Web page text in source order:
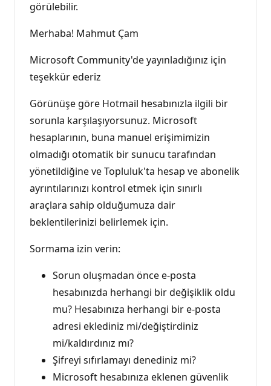
görülebilir.
Merhaba! Mahmut Çam
Microsoft Community'de yayınladığınız için
teşekkür ederiz
Görünüşe göre Hotmail hesabınızla ilgili bir
sorunla karşılaşıyorsunuz. Microsoft
hesaplarının, buna manuel erişimimizin
olmadığı otomatik bir sunucu tarafından
yönetildiğine ve Topluluk'ta hesap ve abonelik
ayrıntılarınızı kontrol etmek için sınırlı
araçlara sahip olduğumuza dair
beklentilerinizi belirlemek için.
Sormama izin verin:
Sorun oluşmadan önce e-posta
hesabınızda herhangi bir değişiklik oldu
mu? Hesabınıza herhangi bir e-posta
adresi eklediniz mi/değiştirdiniz
mi/kaldırdınız mı?
Şifreyi sıfırlamayı denediniz mi?
Microsoft hesabınıza eklenen güvenlik